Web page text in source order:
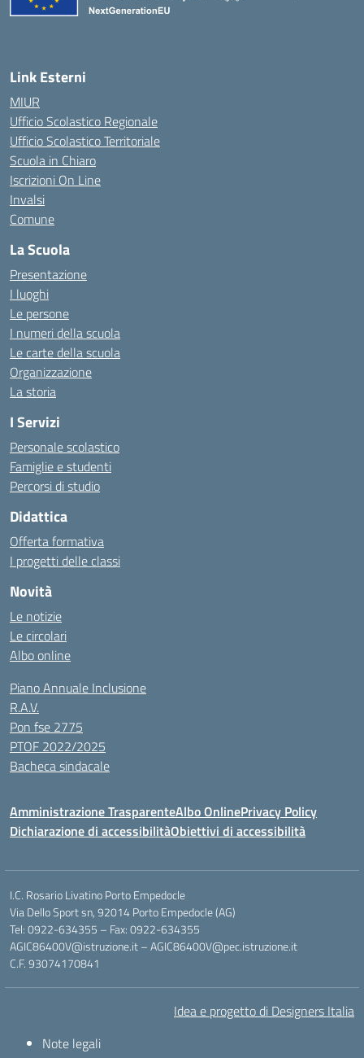
Link Esterni
MIUR
Ufficio Scolastico Regionale
Ufficio Scolastico Territoriale
Scuola in Chiaro
Iscrizioni On Line
Invalsi
Comune
La Scuola
Presentazione
I luoghi
Le persone
I numeri della scuola
Le carte della scuola
Organizzazione
La storia
I Servizi
Personale scolastico
Famiglie e studenti
Percorsi di studio
Didattica
Offerta formativa
I progetti delle classi
Novità
Le notizie
Le circolari
Albo online
Piano Annuale Inclusione
R.A.V.
Pon fse 2775
PTOF 2022/2025
Bacheca sindacale
Amministrazione TrasparenteAlbo OnlinePrivacy Policy
Dichiarazione di accessibilitàObiettivi di accessibilità
I.C. Rosario Livatino Porto Empedocle
Via Dello Sport sn, 92014 Porto Empedocle (AG)
Tel: 0922-634355 – Fax: 0922-634355
AGIC86400V@istruzione.it–AGIC86400V@pec.istruzione.it
C.F. 93074170841
Idea e progetto di Designers Italia
Note legali